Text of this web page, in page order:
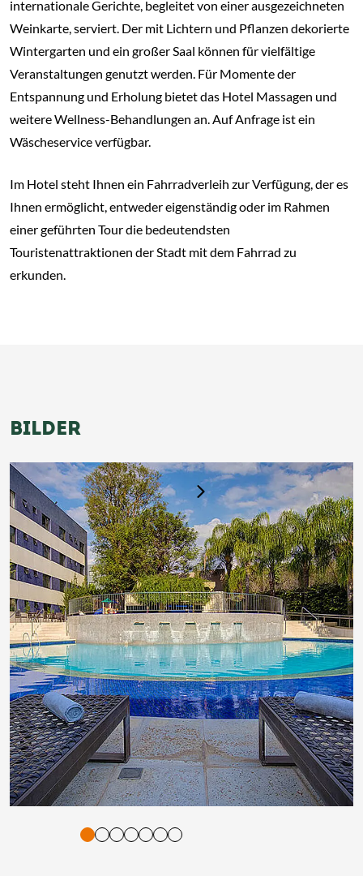
internationale Gerichte, begleitet von einer ausgezeichneten
Weinkarte, serviert. Der mit Lichtern und Pflanzen dekorierte
Wintergarten und ein großer Saal können für vielfältige
Veranstaltungen genutzt werden. Für Momente der
Entspannung und Erholung bietet das Hotel Massagen und
weitere Wellness-Behandlungen an. Auf Anfrage ist ein
Wäscheservice verfügbar.
Im Hotel steht Ihnen ein Fahrradverleih zur Verfügung, der es
Ihnen ermöglicht, entweder eigenständig oder im Rahmen
einer geführten Tour die bedeutendsten
Touristenattraktionen der Stadt mit dem Fahrrad zu
erkunden.
BILDER
und Vorlesen der Inhalte mit Leertaste oder Tabulator-